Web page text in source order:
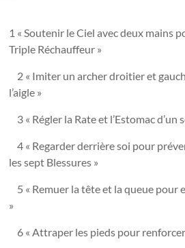
1 « Soutenir le Ciel avec deux mains
Triple Réchauffeur »
2 « Imiter un archer droitier et
l’aigle »
3 « Régler la Rate et l’Estomac d’un
4 « Regarder derrière soi pour
les sept Blessures »
5 « Remuer la tête et la queue pour
»
6 « Attraper les pieds pour